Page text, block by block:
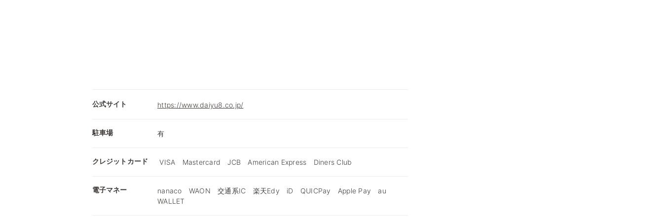
公式サイト https://www.daiyu8.co.jp/
駐車場 有
クレジットカード VISA Mastercard JCB American Express Diners Club
電子マネー
nanaco WAON 交通系IC 楽天Edy iD QUICPay Apple Pay au
WALLET